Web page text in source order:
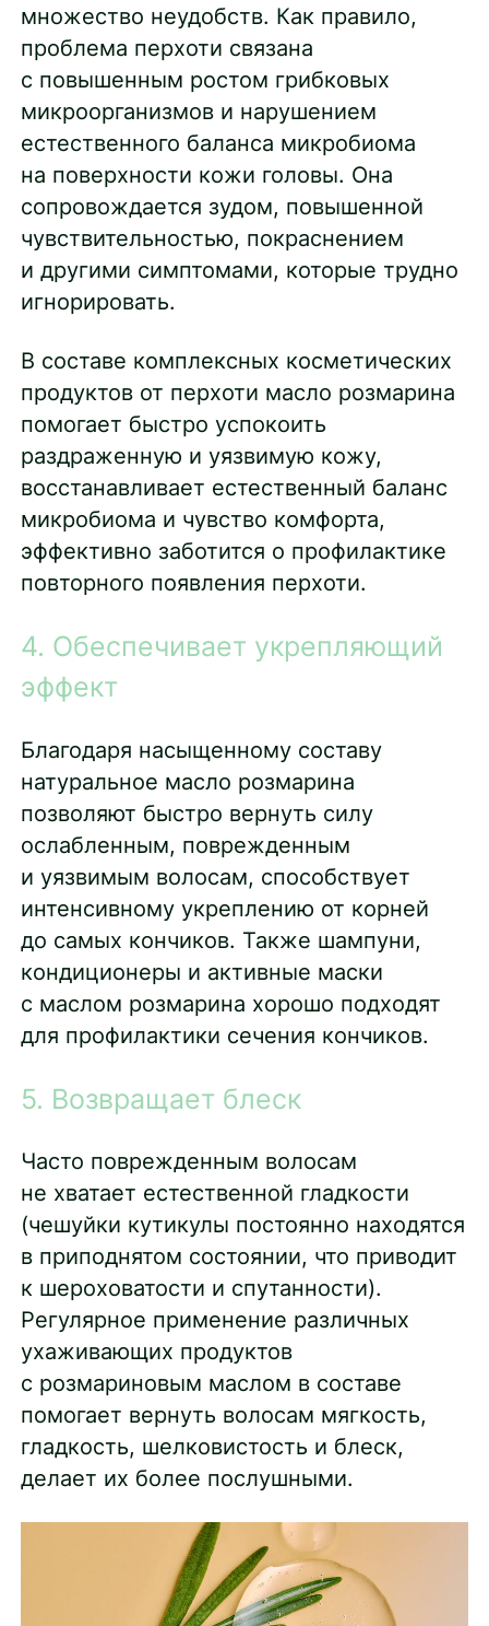
множество неудобств. Как правило,
проблема перхоти связана
с повышенным ростом грибковых
микроорганизмов и нарушением
естественного баланса микробиома
на поверхности кожи головы. Она
сопровождается зудом, повышенной
чувствительностью, покраснением
и другими симптомами, которые трудно
игнорировать.
В составе комплексных косметических
продуктов от перхоти масло розмарина
помогает быстро успокоить
раздраженную и уязвимую кожу,
восстанавливает естественный баланс
микробиома и чувство комфорта,
эффективно заботится о профилактике
повторного появления перхоти.
4. Обеспечивает укрепляющий
эффект
Благодаря насыщенному составу
натуральное масло розмарина
позволяют быстро вернуть силу
ослабленным, поврежденным
и уязвимым волосам, способствует
интенсивному укреплению от корней
до самых кончиков. Также шампуни,
кондиционеры и активные маски
с маслом розмарина хорошо подходят
для профилактики сечения кончиков.
5. Возвращает блеск
Часто поврежденным волосам
не хватает естественной гладкости
(чешуйки кутикулы постоянно находятся
в приподнятом состоянии, что приводит
к шероховатости и спутанности).
Регулярное применение различных
ухаживающих продуктов
с розмариновым маслом в составе
помогает вернуть волосам мягкость,
гладкость, шелковистость и блеск,
делает их более послушными.